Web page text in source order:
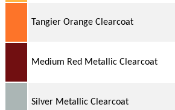
Tangier Orange Clearcoat
Medium Red Metallic Clearcoat
Silver Metallic Clearcoat